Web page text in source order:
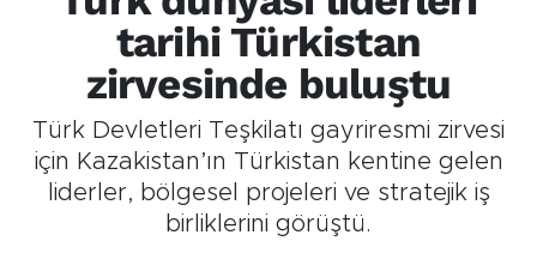
Türk dünyası liderleri
tarihi Türkistan
zirvesinde buluştu
Türk Devletleri Teşkilatı gayriresmi zirvesi
için Kazakistan’ın Türkistan kentine gelen
liderler, bölgesel projeleri ve stratejik iş